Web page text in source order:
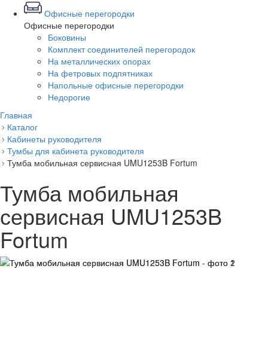
Офисные перегородки
Офисные перегородки
Боковины
Комплект соединителей перегородок
На металлических опорах
На фетровых подпятниках
Напольные офисные перегородки
Недорогие
Главная
Каталог
Кабинеты руководителя
Тумбы для кабинета руководителя
Тумба мобильная сервисная UMU1253B Fortum
Тумба мобильная
сервисная UMU1253B
Fortum